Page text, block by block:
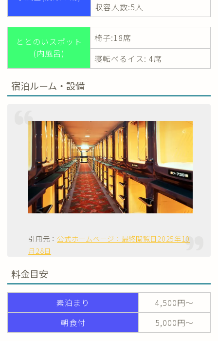
収容人数:5人
ととのいスポット
(内風呂)
椅子:18席
寝転べるイス: 4席
宿泊ルーム・設備
引用元： 公式ホームページ：最終閲覧日2025年10
月28日
料金目安
素泊まり
4,500円～
朝食付
5,000円～